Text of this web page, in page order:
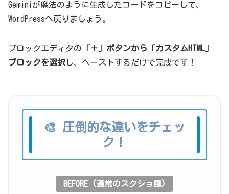
Geminiが魔法のように生成したコードをコピーして、
WordPressへ戻りましょう。
ブロックエディタの 「＋」ボタンから「カスタムHTML」
ブロックを選択し、ペーストするだけで完成です！
🎨 圧倒的な違いをチェッ
ク！
BEFORE (通常のスクショ風)